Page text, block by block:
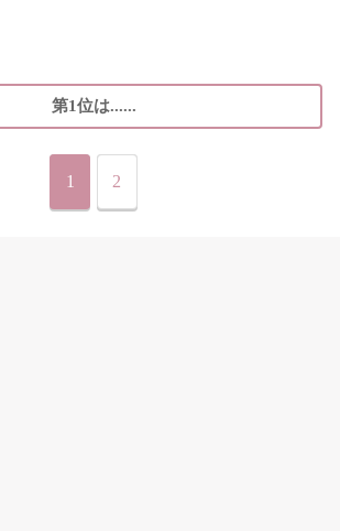
第1位は......
1 2